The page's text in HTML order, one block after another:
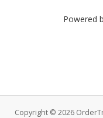
Powered
Copyright © 2026